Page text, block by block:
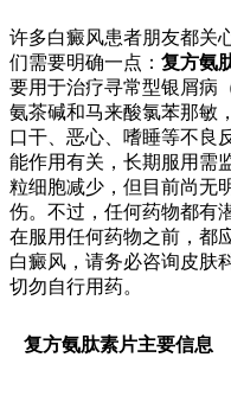
许多白癜风患者朋友都关
们需要明确一点： 复方氨
要用于治疗寻常型银屑病
氨茶碱和马来酸氯苯那敏
口干、恶心、嗜睡等不良
能作用有关，长期服用需
粒细胞减少，但目前尚无
伤。不过，任何药物都有
在服用任何药物之前，都
白癜风，请务必咨询皮肤
切勿自行用药。
复方氨肽素片主要信息